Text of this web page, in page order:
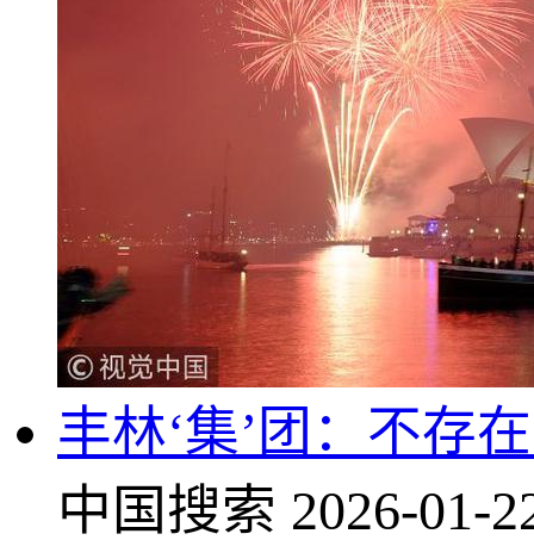
丰林‘集’团：不存
中国搜索 2026-01-